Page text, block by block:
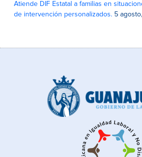
Atiende DIF Estatal a familias en
de intervención personalizados. 5